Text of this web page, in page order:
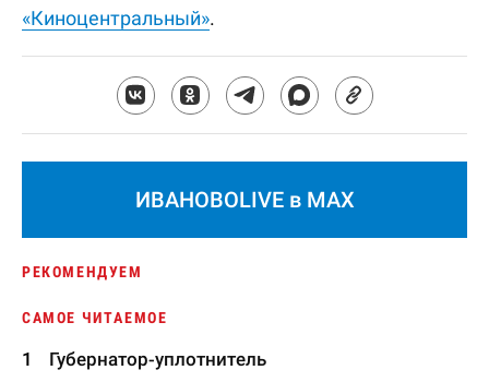
«Киноцентральный».
ИВАНОВОLIVE в MAX
РЕКОМЕНДУЕМ
САМОЕ ЧИТАЕМОЕ
Губернатор-уплотнитель